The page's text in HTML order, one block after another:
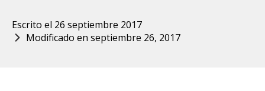
Escrito el 26 septiembre 2017
Modificado en septiembre 26, 2017